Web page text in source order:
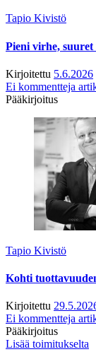
Tapio Kivistö
Pieni virhe,
Kirjoitettu 5.6.2026
Ei kommentteja
Pääkirjoitus
Tapio Kivistö
Kohti
Kirjoitettu
Ei kommentteja
Pääkirjoitus
Lisää toimitukselta